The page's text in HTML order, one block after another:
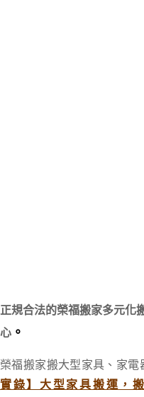
正規合法的榮福搬家多元化
心 。
榮福搬家搬大型家具、家電
實錄】大型家具搬運，